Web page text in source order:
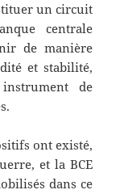
un circuit
centrale
de manière
et stabilité,
de
ont existé,
et la BCE
dans ce